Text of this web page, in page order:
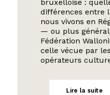
bruxelloise :
différences entre
nous vivons en
— ou plus
Fédération
celle vécue par
opérateurs
Lire la suite